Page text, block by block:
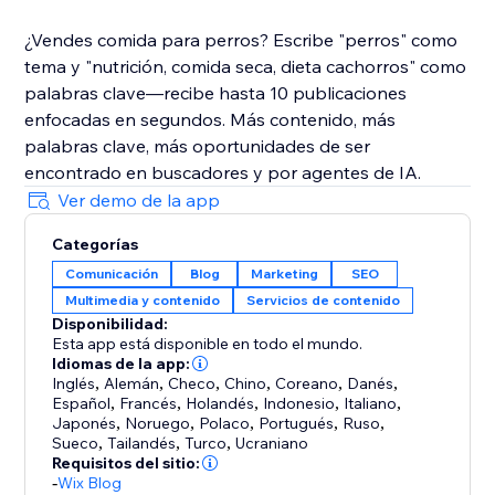
¿Vendes comida para perros? Escribe "perros" como
tema y "nutrición, comida seca, dieta cachorros" como
palabras clave—recibe hasta 10 publicaciones
enfocadas en segundos. Más contenido, más
palabras clave, más oportunidades de ser
encontrado en buscadores y por agentes de IA.
Ver demo de la app
Categorías
Comunicación Blog Marketing
SEO
Multimedia y contenido
Servicios de contenido
Disponibilidad:
Esta app está disponible en todo el mundo.
Idiomas de la app:
Inglés, Alemán,Checo,Chino,Coreano, Danés,
Español, Francés, Holandés, Indonesio, Italiano,
Japonés, Noruego, Polaco, Portugués, Ruso,
Sueco,Tailandés,Turco,Ucraniano
Requisitos del sitio:
-Wix Blog